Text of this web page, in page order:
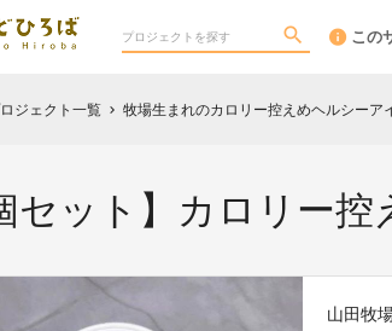
この
ジェクト一覧 chevron_right 牧場生まれのカロリー控えめヘルシーア
セット】カロリー
山田牧